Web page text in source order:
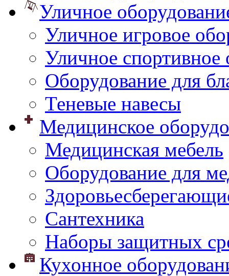
Уличное
Уличное игровое
Уличное спортивное
Оборудование для
Теневые навесы
Медицинское
Медицинская мебель
Оборудование для
Сантехника
Наборы защитных
Кухонное